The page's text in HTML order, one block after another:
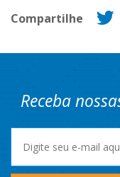
Compartilhe
Receba